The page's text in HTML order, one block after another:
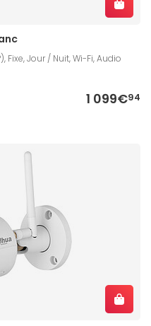
Fixe, Jour / Nuit, Wi-Fi, Audio
1 099€94